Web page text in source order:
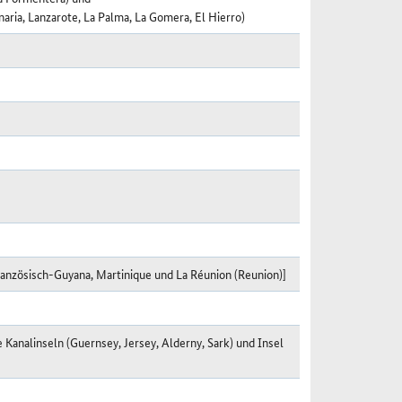
Lanzarote, La Palma, La Gomera, El Hierro)
Guyana, Martinique und La Réunion (Reunion)]
(Guernsey, Jersey, Alderny, Sark) und Insel